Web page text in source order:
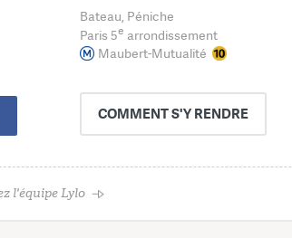
Bateau, Péniche
Paris 5e arrondissement
Maubert-Mutualité
COMMENTS'Y RENDRE
l'équipe Lylo